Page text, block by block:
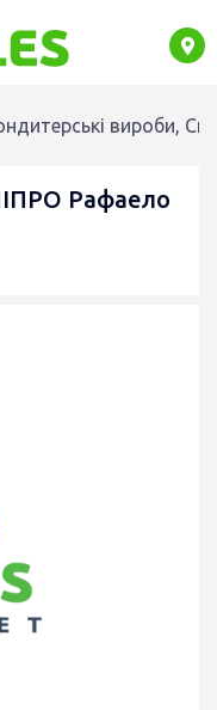
вироби,
Рафаело